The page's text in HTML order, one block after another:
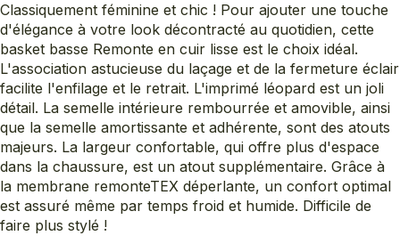
Classiquement féminine et chic ! Pour ajouter une touche
d'élégance à votre look décontracté au quotidien, cette
basket basse Remonte en cuir lisse est le choix idéal.
L'association astucieuse du laçage et de la fermeture éclair
facilite l'enfilage et le retrait. L'imprimé léopard est un joli
détail. La semelle intérieure rembourrée et amovible, ainsi
que la semelle amortissante et adhérente, sont des atouts
majeurs. La largeur confortable, qui offre plus d'espace
dans la chaussure, est un atout supplémentaire. Grâce à
la membrane remonteTEX déperlante, un confort optimal
est assuré même par temps froid et humide. Difficile de
faire plus stylé !